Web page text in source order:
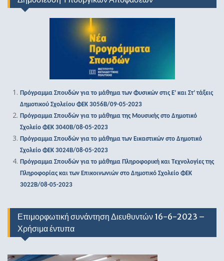
Πρόγραμμα Σπουδών για το μάθημα των Φυσικών στις Ε’ και Στ’ τάξεις
Δημοτικού Σχολείου ΦΕΚ 3056Β/09-05-2023
Πρόγραμμα Σπουδών για το μάθημα της Μουσικής στο Δημοτικό
Σχολείο ΦΕΚ 3040Β/08-05-2023
Πρόγραμμα Σπουδών για το μάθημα των Εικαστικών στο Δημοτικό
Σχολείο ΦΕΚ 3024Β/08-05-2023
Πρόγραμμα Σπουδών για το μάθημα Πληροφορική και Τεχνολογίες της
Πληροφορίας και των Επικοινωνιών στο Δημοτικό Σχολείο ΦΕΚ
3022Β/08-05-2023
Επιμορφωτική συνάντηση Διευθυντών 16-6-2023 –
Χρήσιμα έντυπα